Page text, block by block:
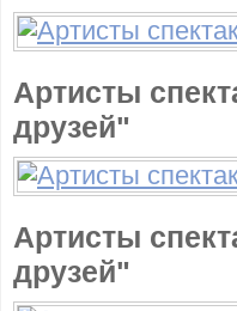
Артисты
друзей"
Артисты
друзей"